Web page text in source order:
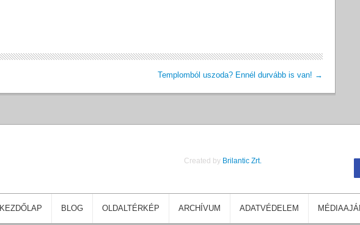
Templomból uszoda? Ennél durvább is van! →
Created by Brilantic Zrt.
KEZDŐLAP BLOG OLDALTÉRKÉP ARCHÍVUM ADATVÉDELEM